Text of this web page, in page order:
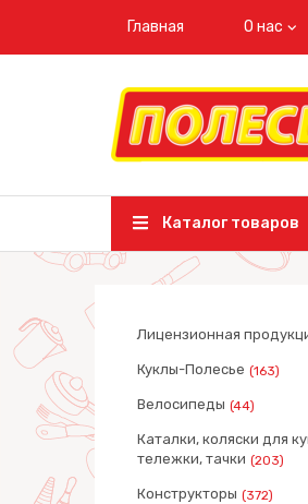
Главная О нас
Каталог товаров
Лицензионная
Куклы-Полесье (163)
Велосипеды (44)
Каталки, коляски для
тележки, тачки (203)
Конструкторы (372)